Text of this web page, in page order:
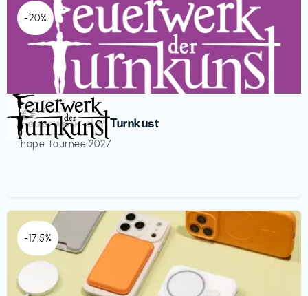
-20%
Veranstaltung
Feuerwerk der Turnkust
hope Tournee 2027
€€‎
-17,5%